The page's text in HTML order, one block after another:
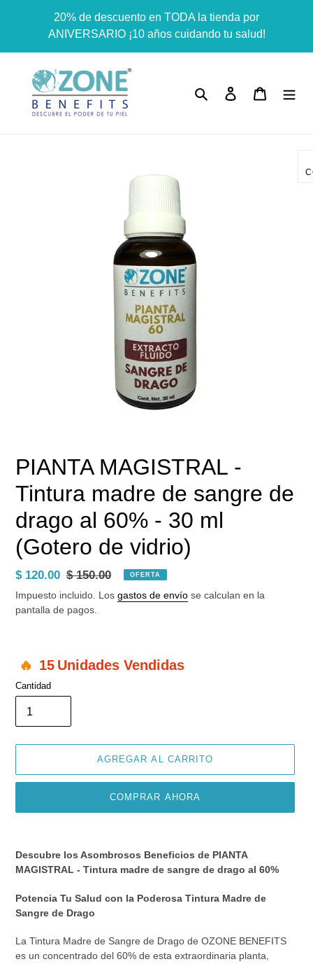
Dummy products title
Surat, Gujarat
directamente
contenido
20% de descuento en TODA la tienda por
ANIVERSARIO ¡10 años cuidando tu salud!
Buscar Ingresar Carrito
PIANTA MAGISTRAL -
Tintura madre de sangre de
drago al 60% - 30 ml
(Gotero de vidrio)
Precio
de
venta
$ 120.00 Precio
habitual
$ 150.00 OFERTA
Impuesto incluido. Los gastos de envío se calculan en la
pantalla de pagos.
15 Unidades Vendidas
Cantidad
AGREGAR AL CARRITO
COMPRAR AHORA
tu
carrito
compra
Descubre los Asombrosos Beneficios de PIANTA
MAGISTRAL - Tintura madre de sangre de drago al 60%
Potencia Tu Salud con la Poderosa Tintura Madre de
Sangre de Drago
La Tintura Madre de Sangre de Drago de OZONE BENEFITS
es un concentrado del 60% de esta extraordinaria planta,